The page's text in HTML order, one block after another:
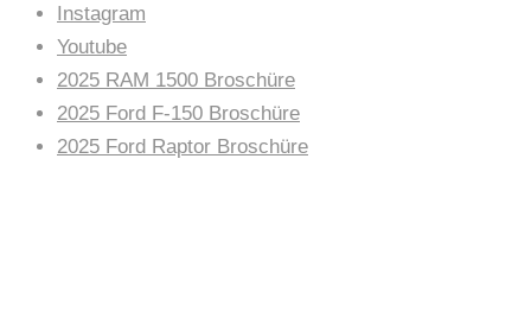
Instagram
Youtube
2025 RAM 1500 Broschüre
2025 Ford F-150 Broschüre
2025 Ford Raptor Broschüre